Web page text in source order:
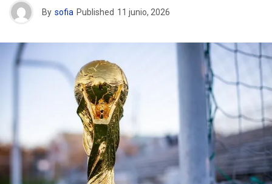
By sofia Published 11 junio, 2026